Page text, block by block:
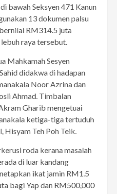
bawah Seksyen 471 Kanun
13 dokumen palsu
RM314.5 juta
raya tersebut.
Mahkamah Sesyen
didakwa di hadapan
Noor Azrina dan
Ahmad. Timbalan
Gharib mengetuai
ketiga-tiga tertuduh
Hisyam Teh Poh Teik.
roda kerana masalah
di luar kandang
ikat jamin RM1.5
bagi Yap dan RM500,000